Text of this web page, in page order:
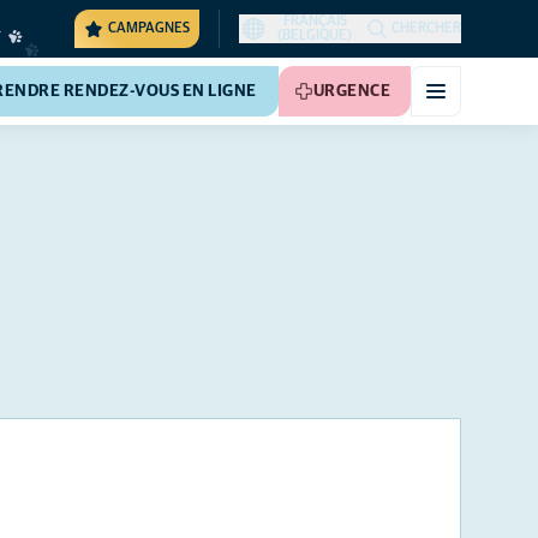
CAMPAGNES
FRANÇAIS
(BELGIQUE)
CHERCHER
RENDEZ-VOUS EN LIGNE URGENCE